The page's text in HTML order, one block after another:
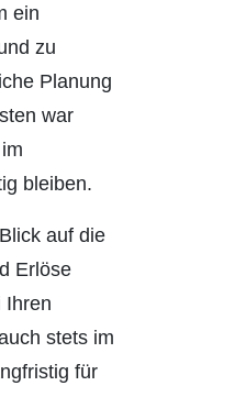
ein
zu
Planung
war
bleiben.
auf die
Erlöse
Ihren
stets im
für